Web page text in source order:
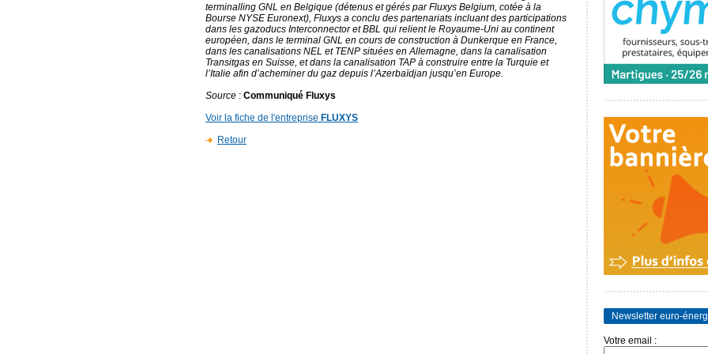
terminalling GNL en Belgique (détenus et gérés par Fluxys Belgium, cotée à la
Bourse NYSE Euronext), Fluxys a conclu des partenariats incluant des participations
dans les gazoducs Interconnector et BBL qui relient le Royaume-Uni au continent
européen, dans le terminal GNL en cours de construction à Dunkerque en France,
dans les canalisations NEL et TENP situées en Allemagne, dans la canalisation
Transitgas en Suisse, et dans la canalisation TAP à construire entre la Turquie et
l’Italie afin d’acheminer du gaz depuis l’Azerbaïdjan jusqu’en Europe.
Source : Communiqué Fluxys
Voir la fiche de l'entreprise FLUXYS
Retour
Newsletter euro-
Votre email :